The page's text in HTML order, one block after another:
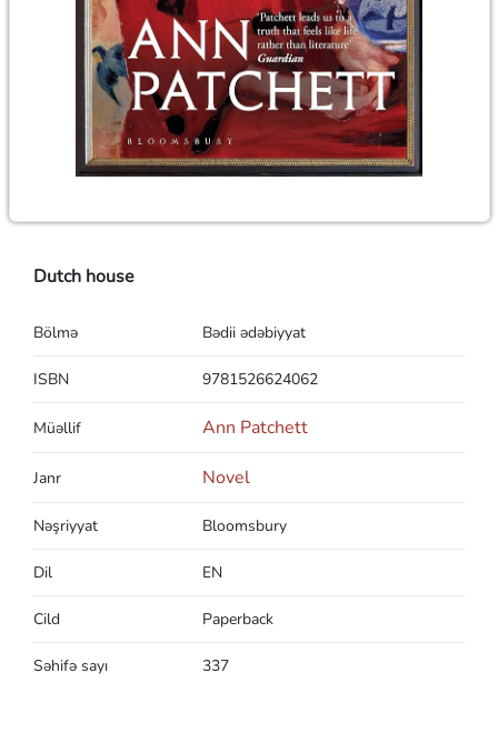
Dutch house
Bölmə Bədii ədəbiyyat
ISBN 9781526624062
Müəllif Ann Patchett
Janr Novel
Nəşriyyat Bloomsbury
Dil EN
Cild Paperback
Səhifə sayı 337